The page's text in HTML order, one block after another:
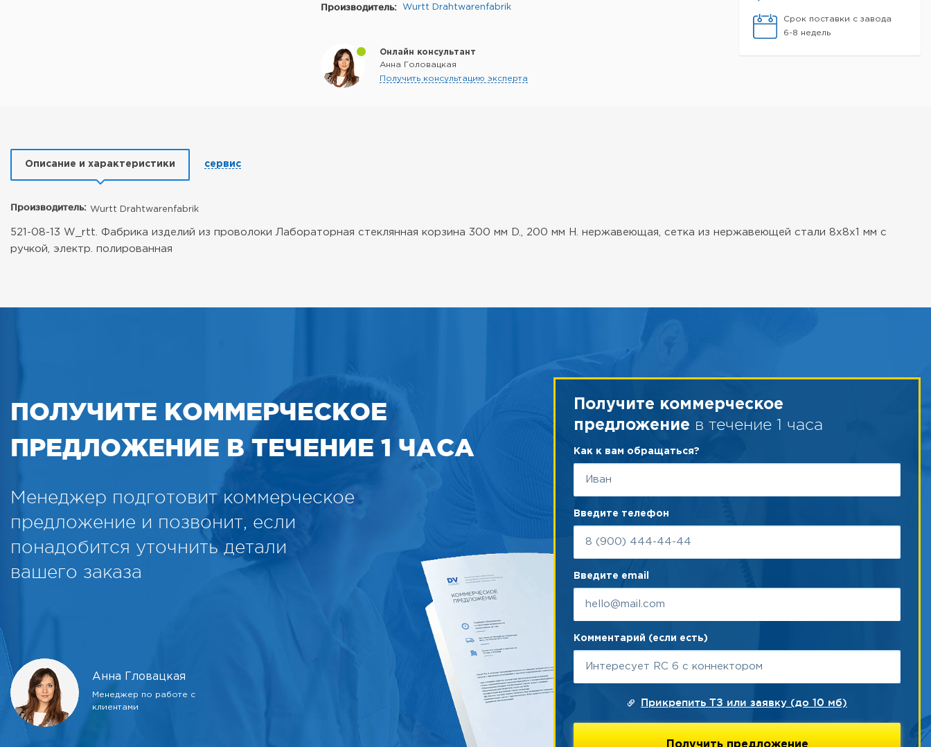
Срок поставки с завода
6-8 недель
Производитель: Wurtt Drahtwarenfabrik
Онлайн консультант
Анна Головацкая
Получить консультацию эксперта
Описание и характеристики сервис
Производитель: Wurtt Drahtwarenfabrik
521-08-13 W_rtt. Фабрика изделий из проволоки Лабораторная стеклянная корзина 300 мм D., 200 мм H. нержавеющая, сетка из нержавеющей стали 8x8x1 мм с
ручкой, электр. полированная
ПОЛУЧИТЕ КОММЕРЧЕСКОЕ
ПРЕДЛОЖЕНИЕ В ТЕЧЕНИЕ 1 ЧАСА
Менеджер подготовит коммерческое
предложение и позвонит, если
понадобится уточнить детали
вашего заказа
Анна Гловацкая
Менеджер по работе с
клиентами
Получите коммерческое
предложение в течение 1 часа
Как к вам обращаться?
Введите телефон
Введите email
Комментарий (если есть)
Прикрепить ТЗ или заявку (до 10 мб)